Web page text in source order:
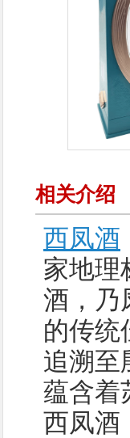
相关介绍
西凤酒
家地理
酒，
的传统
追溯至
蕴含着
西凤酒